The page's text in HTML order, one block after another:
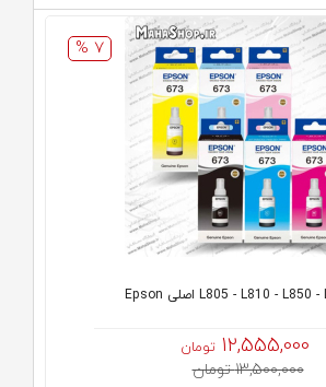
7 %
12,555,000 تومان
13,500,000 تومان